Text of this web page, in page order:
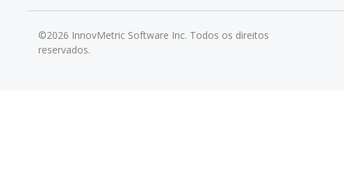
©2026 InnovMetric Software Inc. Todos os direitos
reservados.